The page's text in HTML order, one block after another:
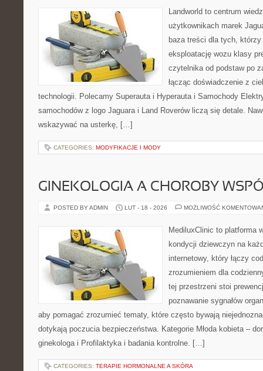
Landworld to centrum
użytkownikach marek
baza treści dla tych,
eksploatację wozu klasy
czytelnika od podstaw po
łącząc doświadczenie z
technologii. Polecamy Superauta i Hyperauta i Samochody
samochodów z logo Jaguara i Land Roverów liczą się detale.
wskazywać na usterkę, […]
CATEGORIES: MODYFIKACJE I MODY
GINEKOLOGIA A CHOROBY
POSTED BY ADMIN LUT - 18 - 2026 MOŻLIWOŚĆ
MediluxClinic to platforma
kondycji dziewczyn na
internetowy, który łączy
zrozumieniem dla
tej przestrzeni stoi
poznawanie sygnałów
aby pomagać zrozumieć tematy, które często bywają
dotykają poczucia bezpieczeństwa. Kategorie Młoda kobieta –
ginekologa i Profilaktyka i badania kontrolne. […]
CATEGORIES: TERAPIE HORMONALNE A SKÓRA